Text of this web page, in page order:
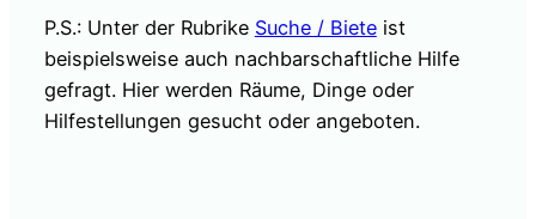
P.S.: Unter der Rubrike Suche / Bieteist
beispielsweise auch nachbarschaftliche Hilfe
gefragt. Hier werden Räume, Dinge oder
Hilfestellungen gesucht oder angeboten.